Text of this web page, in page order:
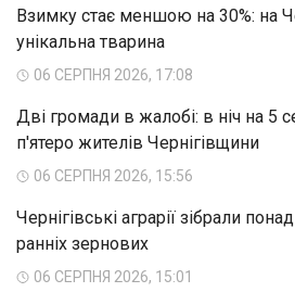
Взимку стає меншою на 30%: на
унікальна тварина
06 СЕРПНЯ 2026, 17:08
Дві громади в жалобі: в ніч на 5
п'ятеро жителів Чернігівщини
06 СЕРПНЯ 2026, 15:56
Чернігівські аграрії зібрали
ранніх зернових
06 СЕРПНЯ 2026, 15:01